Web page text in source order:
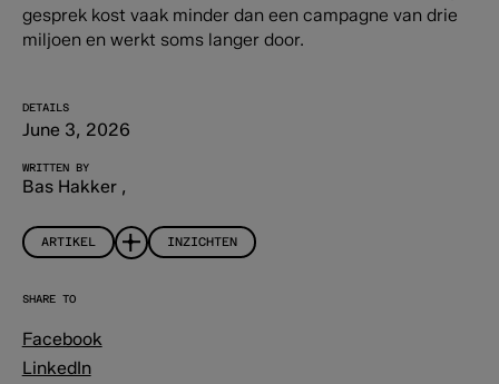
gesprek kost vaak minder dan een campagne van drie
miljoen en werkt soms langer door.
DETAILS
June 3, 2026
WRITTEN BY
Bas Hakker ,
ARTIKEL INZICHTEN
SHARE TO
Facebook
LinkedIn